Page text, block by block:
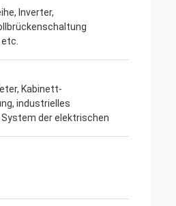
Inverter,
Kabinett-
industrielles
der elektrischen